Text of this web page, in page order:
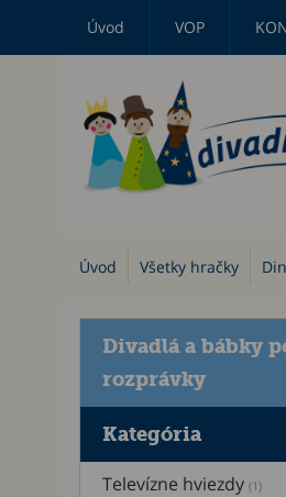
Úvod VOP
Úvod Všetky hračky
Divadlá a bábky
rozprávky
Kategória
Televízne hviezdy (1)